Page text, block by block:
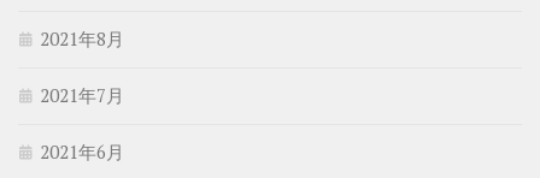
2021年8月
2021年7月
2021年6月